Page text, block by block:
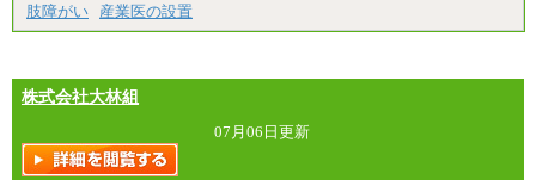
肢障がい
産業医の設置
株式会社大林組
07月06日更新